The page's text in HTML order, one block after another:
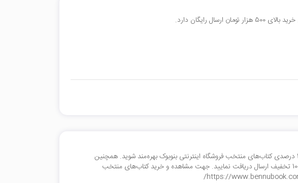
بدون نیاز به وارد کردن کد از تخفیف 25 درصدی کتاب‌های منتخب فروشگاه اینترنتی بنوبوک بهره‌مند شوید. همچنین
برای خریدهای بالای 500 هزار تومان %100 تخفیف ارسال دریافت نمایید. جهت مشاهده و خرید کتاب‌های منتخب